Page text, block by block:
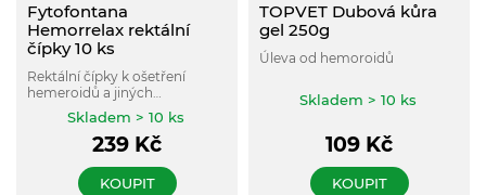
Fytofontana
Hemorrelax rektální
čípky 10 ks
Rektální čípky k ošetření
hemeroidů a jiných
onemocnění konečníku.
Odstraňují krvácení a bolest v
oblasti konečníku, zajišťují
svědění.
Skladem > 10 ks
239 Kč
KOUPIT
TOPVET Dubová kůra
gel 250g
Úleva od hemoroidů
Skladem > 10 ks
109 Kč
KOUPIT